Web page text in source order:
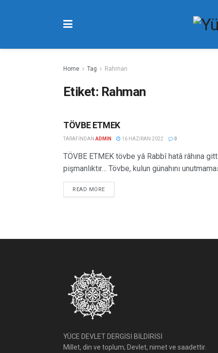
Home Tag Rahman
Etiket: Rahman
FIIL YAZILARI
TÖVBE ETMEK
TARAFINDAN ADMIN 16 HAZIRAN 2022 0
TÖVBE ETMEK tövbe yâ Rabbî hatâ râhına
pişmanlıktır… Tövbe, kulun günahını
READ MORE
YÜCE DEVLET DERGİSİ BİLDİRİSİ
Millet, din ve toplum; Devlet, nimet ve saadettir.